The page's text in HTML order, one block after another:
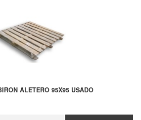
ALETERO 95X95 USADO